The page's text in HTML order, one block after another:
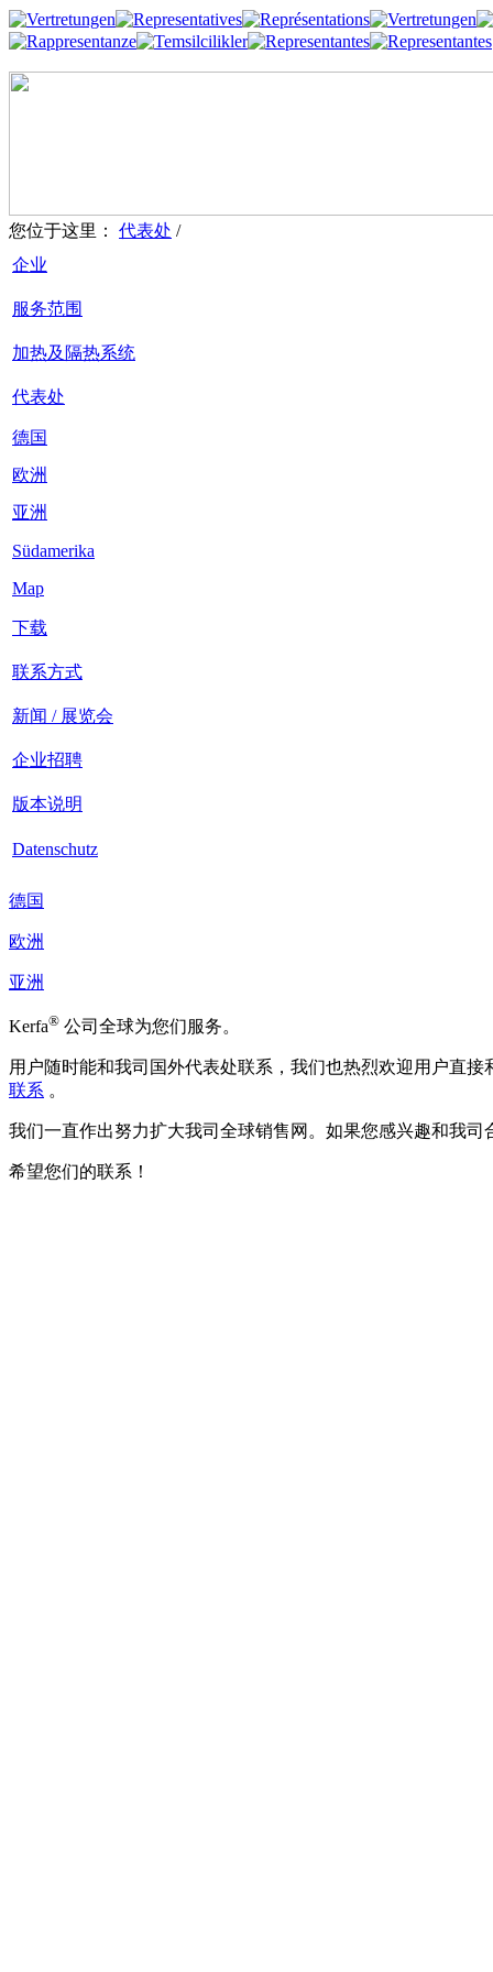
您位于这里： 代表处 /
企业
服务范围
加热及隔热系统
代表处
德国
欧洲
亚洲
Südamerika
Map
下载
联系方式
新闻 / 展览会
企业招聘
版本说明
Datenschutz
德国
欧洲
亚洲
Kerfa® 公司全球为您们服务。
用户随时能和我司国外代表处联系，我们也热烈欢迎用户直接
联系 。
我们一直作出努力扩大我司全球销售网。如果您感兴趣和我
希望您们的联系！